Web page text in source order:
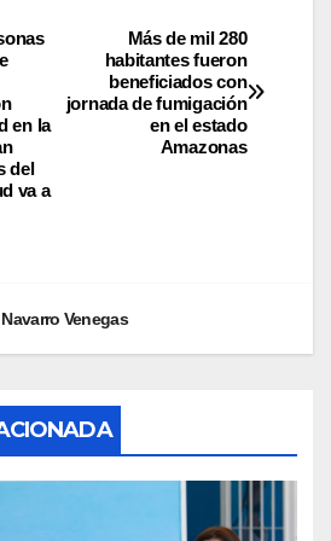
Más de mil 280
habitantes fueron
beneficiados con
jornada de fumigación
en el estado
Amazonas
en la
del
va a
Venegas